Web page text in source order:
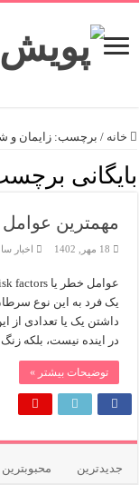
خانه / برچسب: زایمان و
بایگانی
مهمترین
18 مهر, 1402 اخبار سال
یک فرد به این نوع سرطان
داشتن یک یا تعدادی از
در اینده نیست، بلکه
توضیحات بیشتر »
جدیدترین محبوبترین